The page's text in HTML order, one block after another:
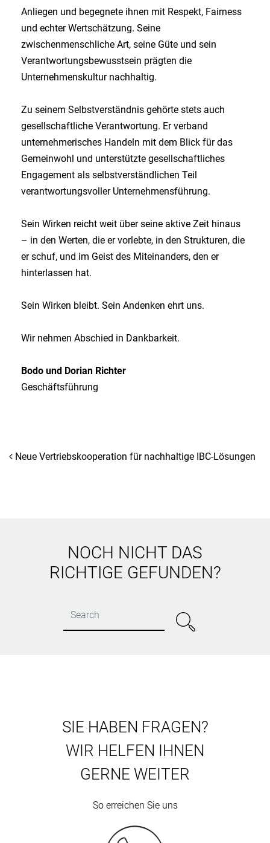
Anliegen und begegnete ihnen mit Respekt, Fairness
und echter Wertschätzung. Seine
zwischenmenschliche Art, seine Güte und sein
Verantwortungsbewusstsein prägten die
Unternehmenskultur nachhaltig.
Zu seinem Selbstverständnis gehörte stets auch
gesellschaftliche Verantwortung. Er verband
unternehmerisches Handeln mit dem Blick für das
Gemeinwohl und unterstützte gesellschaftliches
Engagement als selbstverständlichen Teil
verantwortungsvoller Unternehmensführung.
Sein Wirken reicht weit über seine aktive Zeit hinaus
– in den Werten, die er vorlebte, in den Strukturen, die
er schuf, und im Geist des Miteinanders, den er
hinterlassen hat.
Sein Wirken bleibt. Sein Andenken ehrt uns.
Wir nehmen Abschied in Dankbarkeit.
Bodo und Dorian Richter
Geschäftsführung
POST NAVIGATION
Neue Vertriebskooperation für nachhaltige IBC-Lösungen
NOCH NICHT DAS
RICHTIGE GEFUNDEN?
SIE HABEN FRAGEN?
WIR HELFEN IHNEN
GERNE WEITER
So erreichen Sie uns